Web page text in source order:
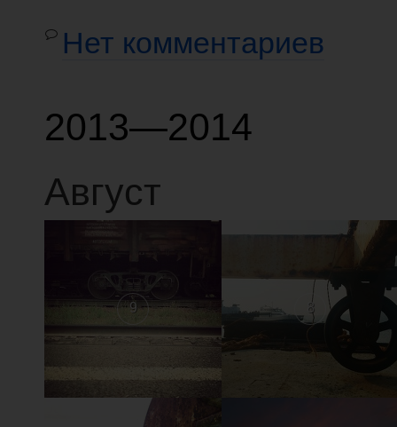
Нет комментариев
2013—2014
Август
9 8